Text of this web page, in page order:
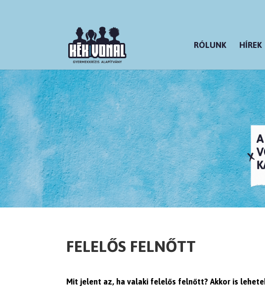
RÓLUNK HÍREK
FELELŐS FELNŐTT
Mit jelent az, ha valaki felelős felnőtt? Akkor is